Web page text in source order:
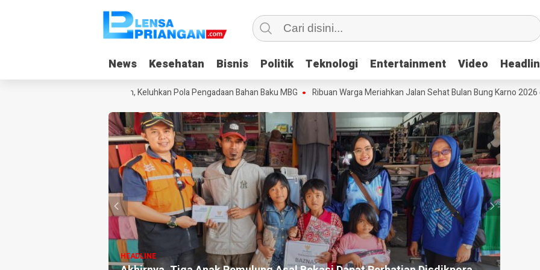
News Kesehatan Bisnis Politik Teknologi Entertainment Video
News Kesehatan Bisnis Politik Teknologi Entertainment Video
Pananjung Dua Pangandaran, Keluhkan Pola Pengadaan Bahan Baku MBG Ribuan Warga Meriahkan Jalan Sehat Bulan Bung Karno 2026 di
HEADLINE